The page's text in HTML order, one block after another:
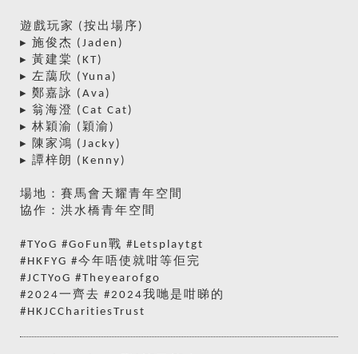
遊戲玩家 (按出場序)
▸ 施俊杰 (Jaden)
▸ 黃建棠 (KT)
▸ 左藹欣 (Yuna)
▸ 鄭嘉詠 (Ava)
▸ 翁海澄 (Cat Cat)
▸ 林穎渝 (穎渝)
▸ 陳家鴻 (Jacky)
▸ 譚梓朗 (Kenny)
場地：賽馬會天耀青年空間
協作：洪水橋青年空間
#TYoG #GoFun戰 #Letsplaytgt
#HKFYG #今年唔使就咁等佢完
#JCTYoG #Theyearofgo
#2024一齊去 #2024我哋是咁睇的
#HKJCCharitiesTrust